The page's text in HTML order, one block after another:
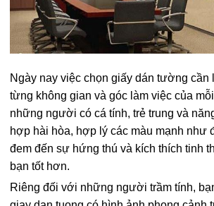
Ngày nay việc chọn giấy dán tường cần
từng không gian và góc làm việc của
những người có cá tính, trẻ trung và
hợp hài hòa, hợp lý các màu mạnh như
đem đến sự hứng thú và kích thích tinh
bạn tốt hơn.
Riêng đối với những người trầm tính,